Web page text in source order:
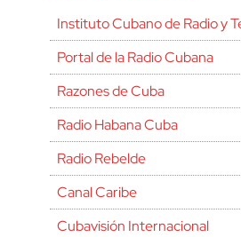
Instituto Cubano de Radio y
Portal de la Radio Cubana
Razones de Cuba
Radio Habana Cuba
Radio Rebelde
Canal Caribe
Cubavisión Internacional